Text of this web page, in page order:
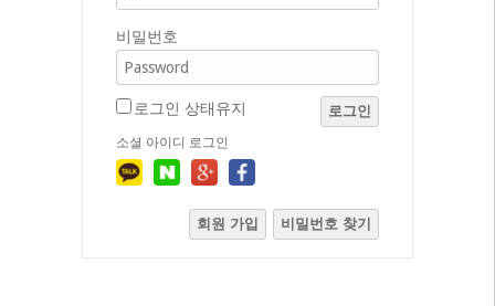
비밀번호
로그인 상태유지 로그인
소셜 아이디 로그인
회원 가입 비밀번호 찾기